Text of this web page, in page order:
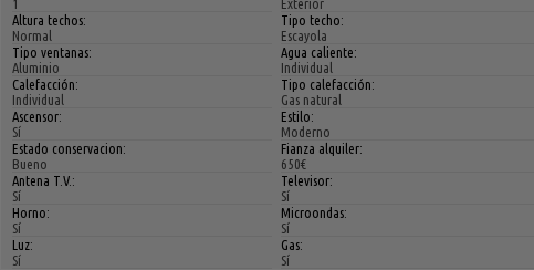
1
Exterior
Altura techos:
Normal
Tipo techo:
Escayola
Tipo ventanas:
Aluminio
Agua caliente:
Individual
Calefacción:
Individual
Tipo calefacción:
Gas natural
Ascensor:
Sí
Estilo:
Moderno
Estado conservacion:
Bueno
Fianza alquiler:
650€
Antena T.V.:
Sí
Televisor:
Sí
Horno:
Sí
Microondas:
Sí
Luz:
Sí
Gas:
Sí